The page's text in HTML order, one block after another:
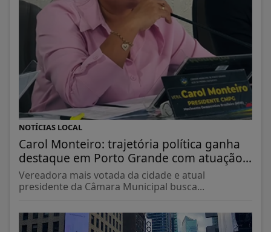
NOTÍCIAS LOCAL
Carol Monteiro: trajetória política ganha
destaque em Porto Grande com atuação...
Vereadora mais votada da cidade e atual
presidente da Câmara Municipal busca...